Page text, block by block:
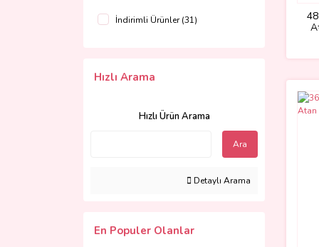
İndirimli Ürünler (31)
Hızlı Arama
Hızlı Ürün Arama
Ara
Detaylı Arama
En Populer Olanlar